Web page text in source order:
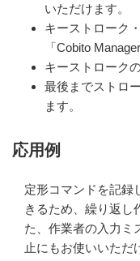
いただけます。
キーストローク
「Cobito
キーストローク
最後までストロ
ます。
応用例
定形コマンドを記録
きるため、繰り返し
た、作業者の入力ミ
止にもお使いいただ